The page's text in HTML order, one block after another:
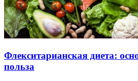
Флекситарианская диета:
польза